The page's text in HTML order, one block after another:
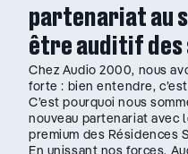
partenariat au
être auditif des
Chez Audio 2000, nous
forte : bien entendre,
C’est pourquoi nous
nouveau partenariat avec
premium des Résidences
En unissant nos forces,